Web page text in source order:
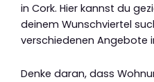
in Cork. Hier kannst du
deinem Wunschviertel
verschiedenen Angebote
Denke daran, dass